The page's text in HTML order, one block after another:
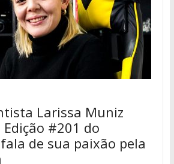
Larissa Muniz
#201 do
de sua paixão pela